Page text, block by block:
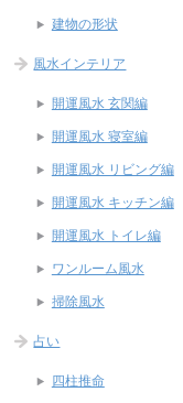
建物の形状
風水インテリア
開運風水 玄関編
開運風水 寝室編
開運風水 リビング編
開運風水 キッチン編
開運風水 トイレ編
ワンルーム風水
掃除風水
占い
四柱推命